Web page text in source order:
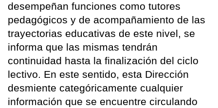
desempeñan funciones como tutores
pedagógicos y de acompañamiento de las
trayectorias educativas de este nivel, se
informa que las mismas tendrán
continuidad hasta la finalización del ciclo
lectivo. En este sentido, esta Dirección
desmiente categóricamente cualquier
información que se encuentre circulando